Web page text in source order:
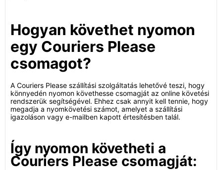
Hogyan követhet nyomon
egy Couriers Please
csomagot?
A Couriers Please szállítási szolgáltatás lehetővé teszi, hogy
könnyedén nyomon követhesse csomagját az online követési
rendszerük segítségével. Ehhez csak annyit kell tennie, hogy
megadja a nyomkövetési számot, amelyet a szállítási
igazoláson vagy e-mailben kapott értesítésben talál.
Így nyomon követheti a
Couriers Please csomagját: